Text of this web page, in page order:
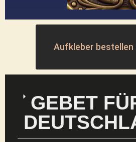
Aufkleber bestellen
GEBET